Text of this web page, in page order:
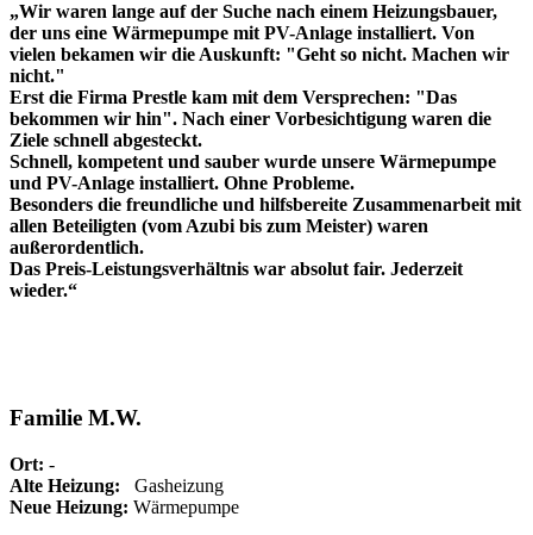
„Wir waren lange auf der Suche nach einem Heizungsbauer,
der uns eine Wärmepumpe mit PV-Anlage installiert. Von
vielen bekamen wir die Auskunft: "Geht so nicht. Machen wir
nicht."
Erst die Firma Prestle kam mit dem Versprechen: "Das
bekommen wir hin". Nach einer Vorbesichtigung waren die
Ziele schnell abgesteckt.
Schnell, kompetent und sauber wurde unsere Wärmepumpe
und PV-Anlage installiert. Ohne Probleme.
Besonders die freundliche und hilfsbereite Zusammenarbeit mit
allen Beteiligten (vom Azubi bis zum Meister) waren
außerordentlich.
Das Preis-Leistungsverhältnis war absolut fair. Jederzeit
wieder.“
Familie M.W.
Ort: -
Alte Heizung: Gasheizung
Neue Heizung: Wärmepumpe